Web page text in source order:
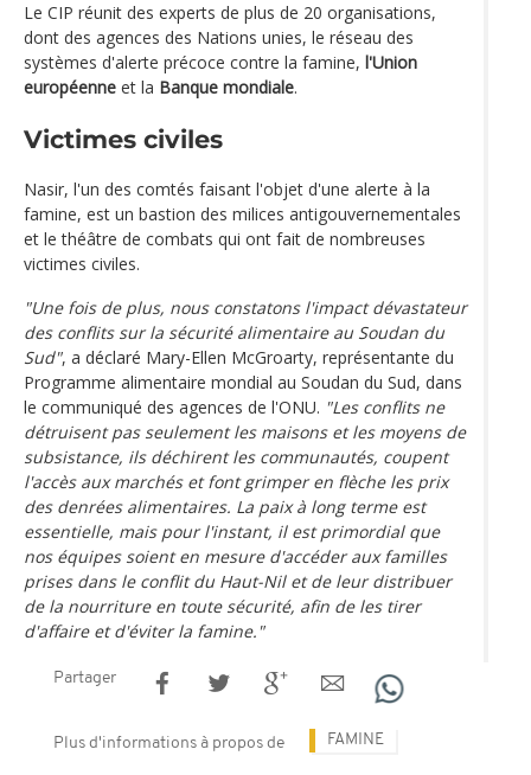
Le CIP réunit des experts de plus de 20 organisations,
dont des agences des Nations unies, le réseau des
systèmes d'alerte précoce contre la famine, l'Union
européenne et la Banque mondiale.
Victimes civiles
Nasir, l'un des comtés faisant l'objet d'une alerte à la
famine, est un bastion des milices antigouvernementales
et le théâtre de combats qui ont fait de nombreuses
victimes civiles.
"Une fois de plus, nous constatons l'impact dévastateur
des conflits sur la sécurité alimentaire au Soudan du
Sud", a déclaré Mary-Ellen McGroarty, représentante du
Programme alimentaire mondial au Soudan du Sud, dans
le communiqué des agences de l'ONU. "Les conflits ne
détruisent pas seulement les maisons et les moyens de
subsistance, ils déchirent les communautés, coupent
l'accès aux marchés et font grimper en flèche les prix
des denrées alimentaires. La paix à long terme est
essentielle, mais pour l'instant, il est primordial que
nos équipes soient en mesure d'accéder aux familles
prises dans le conflit du Haut-Nil et de leur distribuer
de la nourriture en toute sécurité, afin de les tirer
d'affaire et d'éviter la famine."
Partager
Plus d'informations à propos de FAMINE